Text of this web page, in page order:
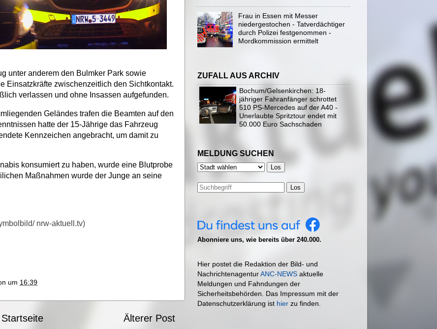
unter anderem den Bulmker Park sowie
Einsatzkräfte zwischenzeitlich den Sichtkontakt.
verlassen und ohne Insassen aufgefunden.
Geländes trafen die Beamten auf den
hatte der 15-Jährige das Fahrzeug
Kennzeichen angebracht, um damit zu
konsumiert zu haben, wurde eine Blutprobe
Maßnahmen wurde der Junge an seine
nrw-aktuell.tv)
um 16:39
Älterer Post
Startseite
Frau in Essen mit Messer
niedergestochen - Tatverdächtiger
durch Polizei festgenommen -
Mordkommission ermittelt
ZUFALL AUS ARCHIV
Bochum/Gelsenkirchen: 18-
jähriger Fahranfänger schrottet
510 PS-Mercedes auf der A40 -
Unerlaubte Spritztour endet mit
50.000 Euro Sachschaden
MELDUNG SUCHEN
Los
Abonniere uns, wie bereits über 240.000.
Hier postet die Redaktion der Bild- und
NachrichtenagenturANC-NEWS aktuelle
Meldungen und Fahndungen der
Sicherheitsbehörden. Das Impressum mit der
Datenschutzerklärung ist hier zu finden.